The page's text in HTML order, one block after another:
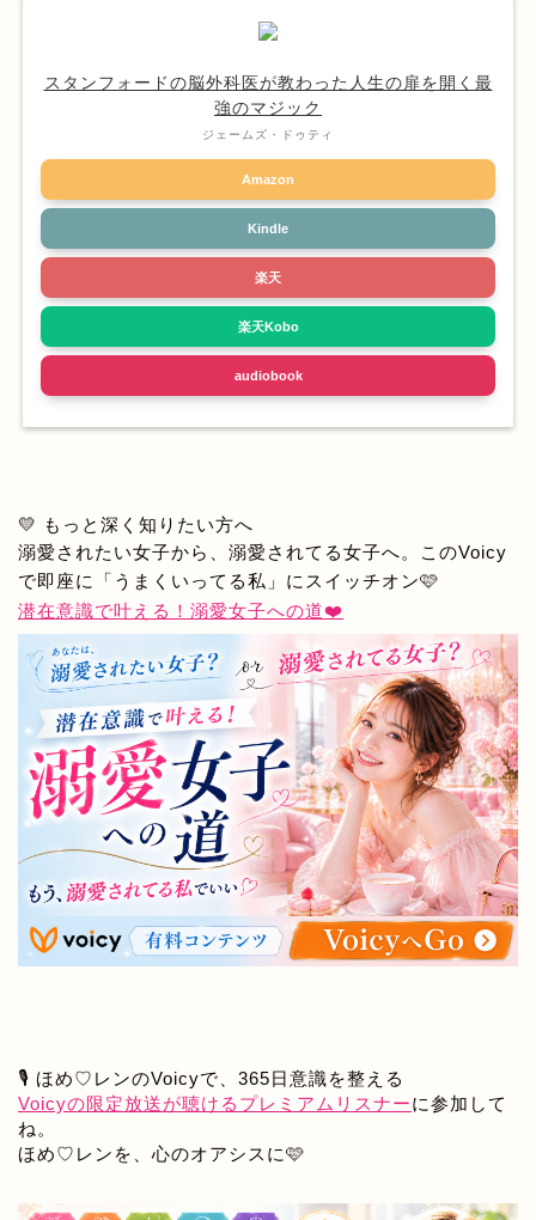
スタンフォードの脳外科医が教わった人生の扉を開く最
強のマジック
ジェームズ・ドゥティ
Amazon
Kindle
楽天
楽天Kobo
audiobook
💛 もっと深く知りたい方へ
溺愛されたい女子から、溺愛されてる女子へ。このVoicy
で即座に「うまくいってる私」にスイッチオン🩷
潜在意識で叶える！溺愛女子への道❤️
🎙️ ほめ♡レンのVoicyで、365日意識を整える
Voicyの限定放送が聴けるプレミアムリスナーに参加して
ね。
ほめ♡レンを、心のオアシスに🩷